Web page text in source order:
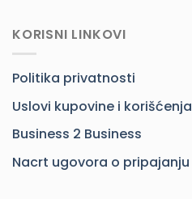
KORISNI LINKOVI
Politika privatnosti
Uslovi kupovine i korišćenja
Business 2 Business
Nacrt ugovora o pripajanju